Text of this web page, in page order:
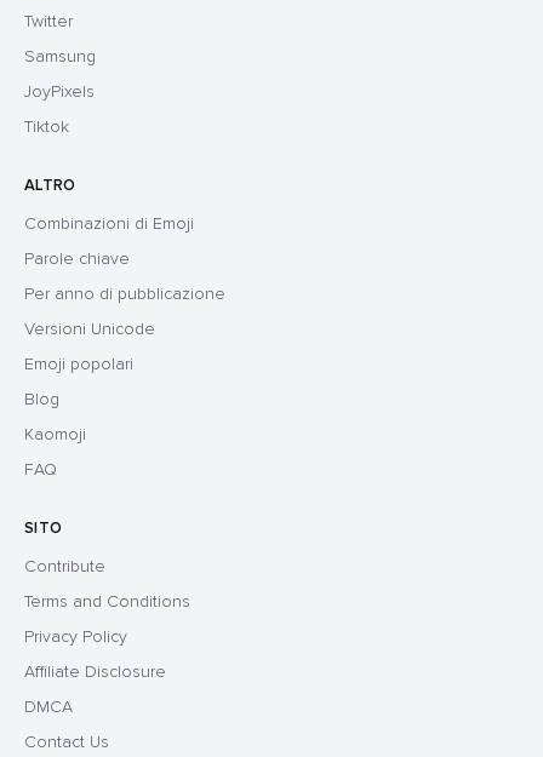
Twitter
Samsung
JoyPixels
Tiktok
ALTRO
Combinazioni di Emoji
Parole chiave
Per anno di pubblicazione
Versioni Unicode
Emoji popolari
Blog
Kaomoji
FAQ
SITO
Contribute
Terms and Conditions
Privacy Policy
Affiliate Disclosure
DMCA
Contact Us